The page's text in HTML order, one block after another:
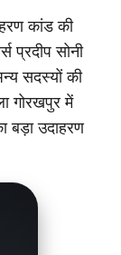
कांड की
प्रदीप सोनी
सदस्यों की
गोरखपुर में
बड़ा उदाहरण